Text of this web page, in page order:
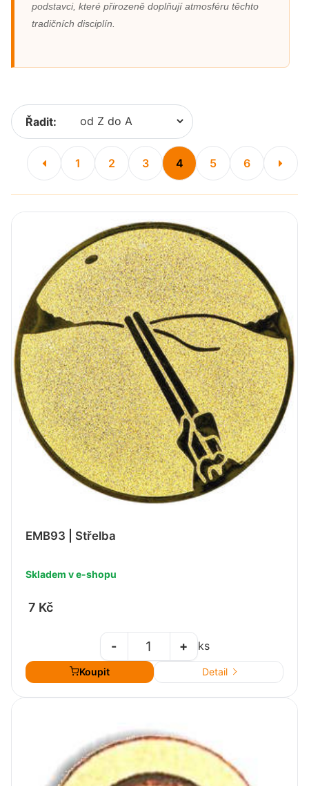
podstavci, které přirozeně doplňují atmosféru těchto
tradičních disciplín.
Řadit:
1 2 3 4 5 6
EMB93 | Střelba
Skladem v e-shopu
7 Kč
+
- ks
Koupit Detail